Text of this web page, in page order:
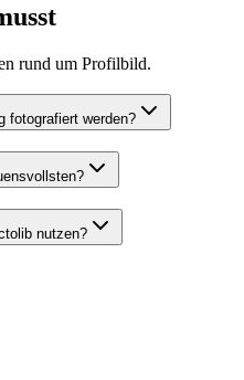
rund um Profilbild.
fotografiert werden?
nutzen?